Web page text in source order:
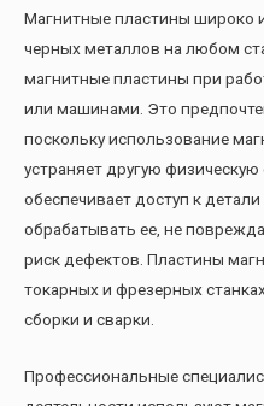
Магнитные пластины широко
черных металлов на любом
магнитные пластины при
или машинами. Это
поскольку использование
устраняет другую
обеспечивает доступ к
обрабатывать ее, не
риск дефектов. Пластины
токарных и фрезерных
сборки и сварки.
Профессиональные